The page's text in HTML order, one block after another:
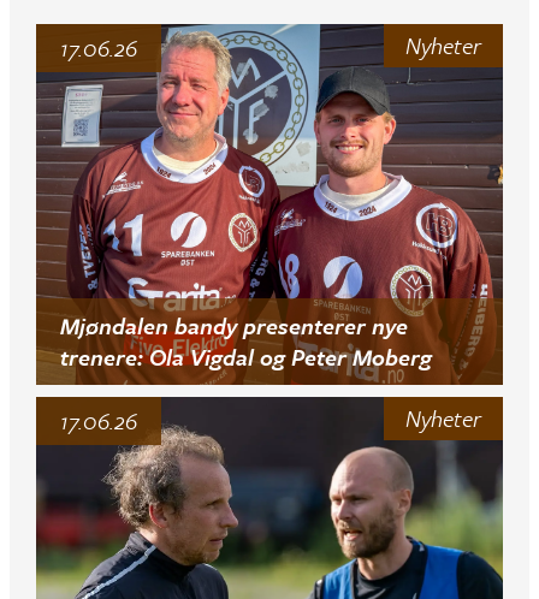
Nyheter
Mjøndalen bandy presenterer nye
trenere: Ola Vigdal og Peter Moberg
17.06.26
Nyheter
17.06.26